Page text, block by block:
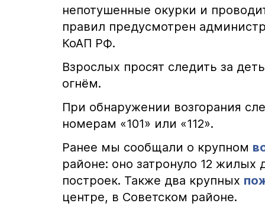
непотушенные окурки и
правил предусмотрен
КоАП РФ.
Взрослых просят следить за
огнём.
При обнаружении возгорания
номерам «101» или «112».
Ранее мы сообщали о крупном
районе: оно затронуло 12 жилых
построек. Также два крупных
центре, в Советском районе.